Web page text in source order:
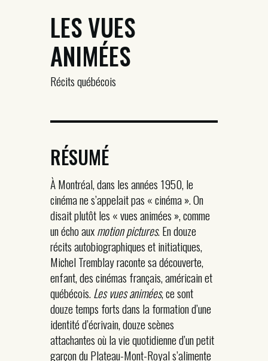
LES VUES
ANIMÉES
Récits québécois
RÉSUMÉ
À Montréal, dans les années 1950, le
cinéma ne s’appelait pas « cinéma ». On
disait plutôt les « vues animées », comme
un écho auxmotion pictures. En douze
récits autobiographiques et initiatiques,
Michel Tremblay raconte sa découverte,
enfant, des cinémas français, américain et
québécois.Les vues animées, ce sont
douze temps forts dans la formation d’une
identité d’écrivain, douze scènes
attachantes où la vie quotidienne d’un petit
garçon du Plateau-Mont-Royal s’alimente